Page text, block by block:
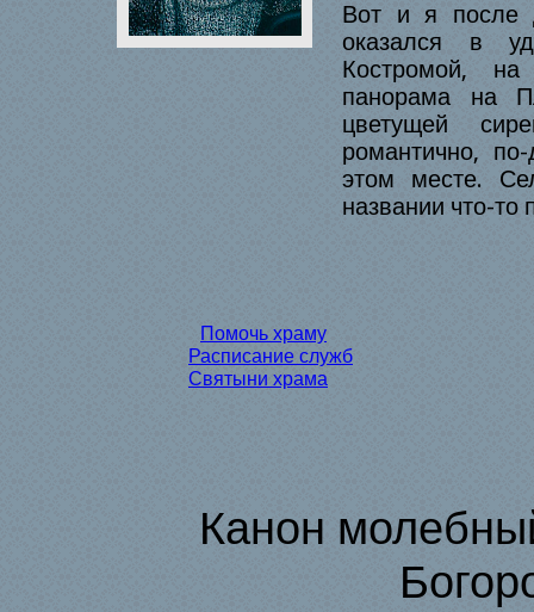
Вот и я после
оказался в
Костромой,
панорама на
цветущей
романтично,
этом месте.
названии что-то
Помочь храму
Расписание служб
Святыни храма
Канон